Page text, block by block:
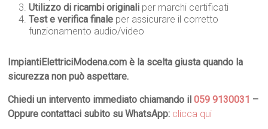
Utilizzo di ricambi originali per marchi certificati
Test e verifica finale per assicurare il corretto
funzionamento audio/video
ImpiantiElettriciModena.com è la scelta giusta quando la
sicurezza non può aspettare.
Chiedi un intervento immediato chiamando il059 9130031 –
Oppure contattaci subito su WhatsApp: clicca qui